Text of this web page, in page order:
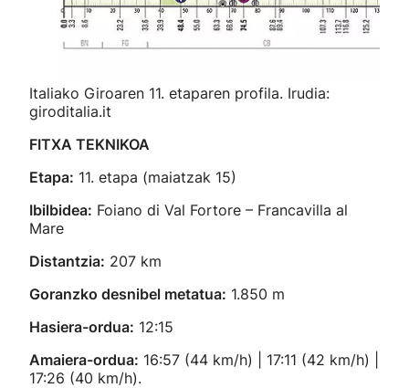
Italiako Giroaren 11. etaparen profila. Irudia:
giroditalia.it
FITXA TEKNIKOA
Etapa: 11. etapa (maiatzak 15)
Ibilbidea: Foiano di Val Fortore – Francavilla al
Mare
Distantzia: 207 km
Goranzko desnibel metatua: 1.850 m
Hasiera-ordua: 12:15
Amaiera-ordua: 16:57 (44 km/h) | 17:11 (42 km/h) |
17:26 (40 km/h).